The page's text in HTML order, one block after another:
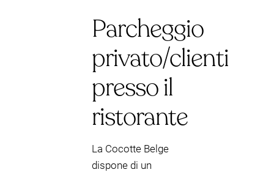
Parcheggio
privato/clienti
presso il
ristorante
La Cocotte Belge
dispone di un